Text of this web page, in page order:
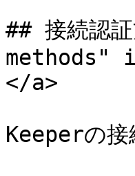
## 接続認
methods"
</a>
Keeperの接